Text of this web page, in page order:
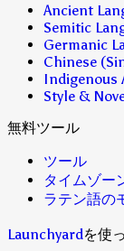
Ancient
Semitic
Germanic
Chinese
Indigenous
Style &
無料ツール
ツール
タイムゾー
ラテン語の
Launchyardを使